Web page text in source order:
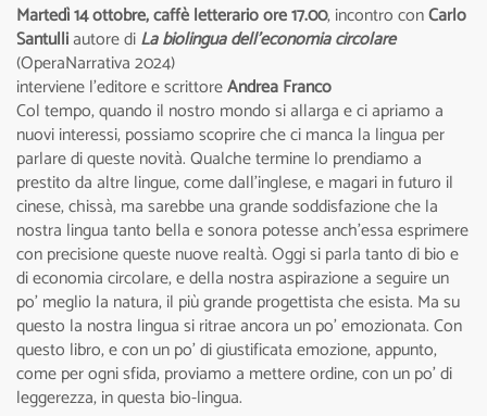
Martedì 14 ottobre, caffè letterario ore 17.00, incontro conCarlo
Santulliautore diLa biolingua dell'economia circolare
(OperaNarrativa 2024)
interviene l’editore e scrittoreAndrea Franco
Col tempo, quando il nostro mondo si allarga e ci apriamo a
nuovi interessi, possiamo scoprire che ci manca la lingua per
parlare di queste novità. Qualche termine lo prendiamo a
prestito da altre lingue, come dall’inglese, e magari in futuro il
cinese, chissà, ma sarebbe una grande soddisfazione che la
nostra lingua tanto bella e sonora potesse anch’essa esprimere
con precisione queste nuove realtà. Oggi si parla tanto di bio e
di economia circolare, e della nostra aspirazione a seguire un
po’ meglio la natura, il più grande progettista che esista. Ma su
questo la nostra lingua si ritrae ancora un po’ emozionata. Con
questo libro, e con un po’ di giustificata emozione, appunto,
come per ogni sfida, proviamo a mettere ordine, con un po’ di
leggerezza, in questa bio-lingua.